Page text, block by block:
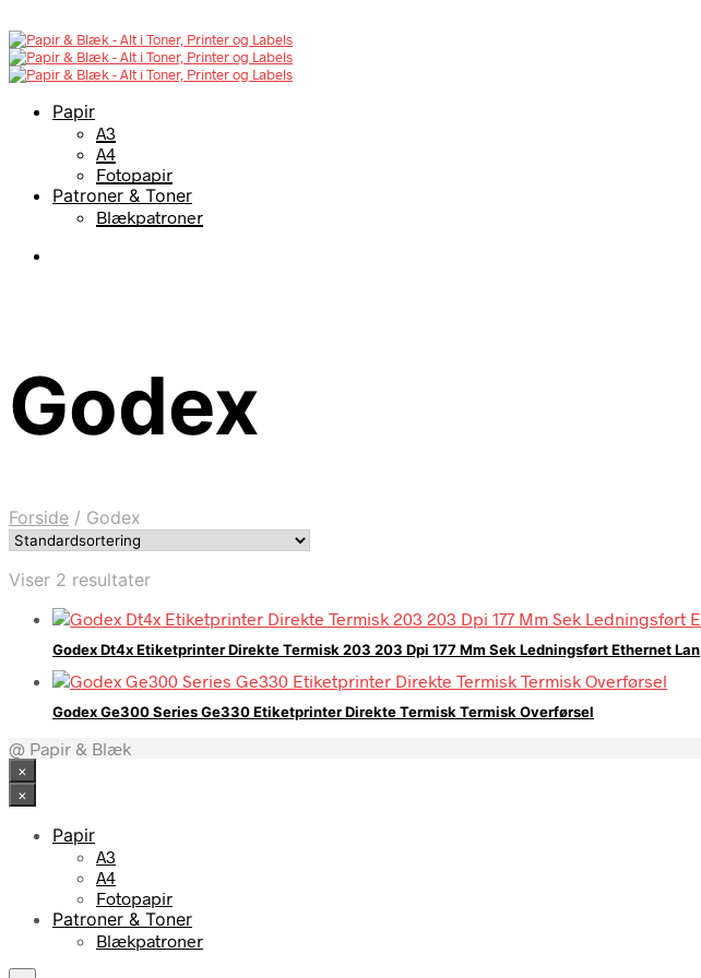
Papir
A3
A4
Fotopapir
Patroner & Toner
Blækpatroner
Godex
Forside / Godex
Viser 2 resultater
Godex Dt4x Etiketprinter Direkte Termisk 203 203 Dpi 177 Mm Sek Ledningsført Ethernet Lan
Godex Ge300 Series Ge330 Etiketprinter Direkte Termisk Termisk Overførsel
@ Papir & Blæk
×
×
Papir
A3
A4
Fotopapir
Patroner & Toner
Blækpatroner